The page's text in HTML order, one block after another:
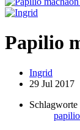
Papilio
Ingrid
29 Jul 2017
Schlagworte